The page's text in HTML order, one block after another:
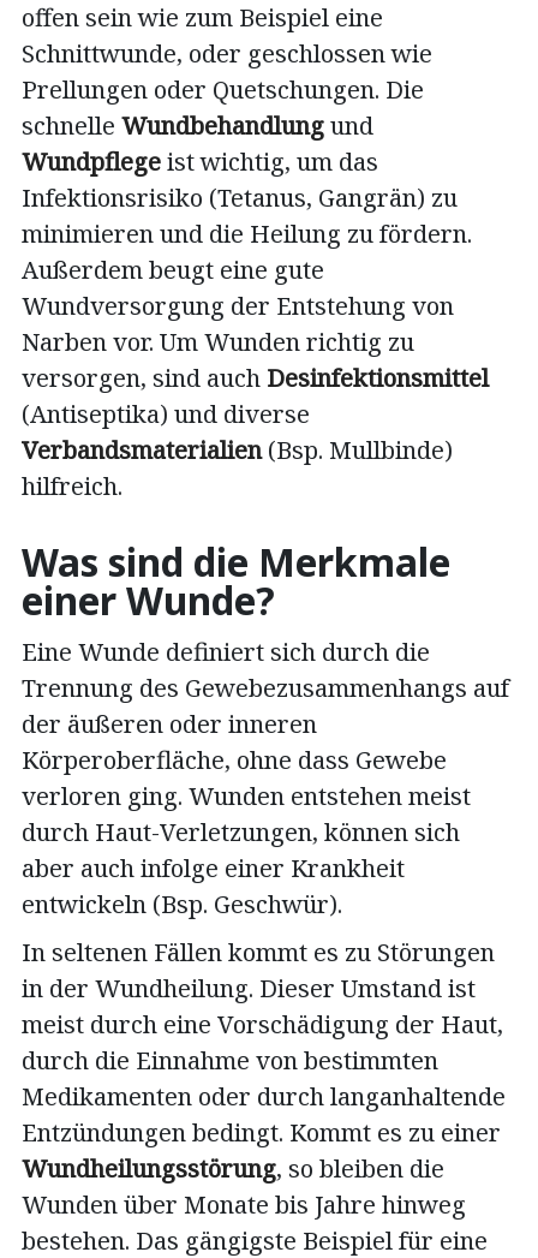
offen sein wie zum Beispiel eine
Schnittwunde, oder geschlossen wie
Prellungen oder Quetschungen. Die
schnelle Wundbehandlungund
Wundpflegeist wichtig, um das
Infektionsrisiko (Tetanus, Gangrän) zu
minimieren und die Heilung zu fördern.
Außerdem beugt eine gute
Wundversorgung der Entstehung von
Narben vor. Um Wunden richtig zu
versorgen, sind auch Desinfektionsmittel
(Antiseptika) und diverse
Verbandsmaterialien(Bsp. Mullbinde)
hilfreich.
Was sind die Merkmale
einer Wunde?
Eine Wunde definiert sich durch die
Trennung des Gewebezusammenhangs auf
der äußeren oder inneren
Körperoberfläche, ohne dass Gewebe
verloren ging. Wunden entstehen meist
durch Haut-Verletzungen, können sich
aber auch infolge einer Krankheit
entwickeln (Bsp. Geschwür).
In seltenen Fällen kommt es zu Störungen
in der Wundheilung. Dieser Umstand ist
meist durch eine Vorschädigung der Haut,
durch die Einnahme von bestimmten
Medikamenten oder durch langanhaltende
Entzündungen bedingt. Kommt es zu einer
Wundheilungsstörung, so bleiben die
Wunden über Monate bis Jahre hinweg
bestehen. Das gängigste Beispiel für eine